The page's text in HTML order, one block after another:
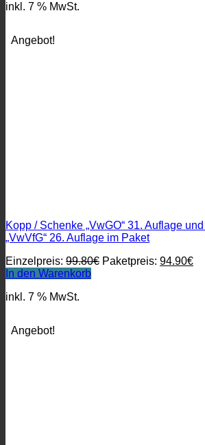
125.00€
inkl. 7 % MwSt.
Angebot!
Kopp / Schenke „VwGO“ 31. Auflage
„VwVfG“ 26. Auflage im Paket
Einzelpreis: 99.80€ Ursprünglicher
Paketpreis: 94.90€
In den Warenkorb
inkl. 7 % MwSt.
Angebot!